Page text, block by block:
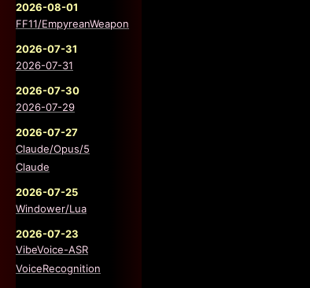
2026-08-01
FF11/EmpyreanWeapon
2026-07-31
2026-07-31
2026-07-30
2026-07-29
2026-07-27
Claude/Opus/5
Claude
2026-07-25
Windower/Lua
2026-07-23
VibeVoice-ASR
VoiceRecognition